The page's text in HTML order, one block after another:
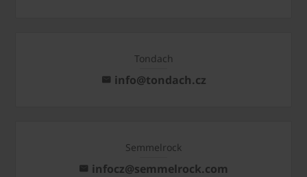
Tondach
info@tondach.cz
Semmelrock
infocz@semmelrock.com